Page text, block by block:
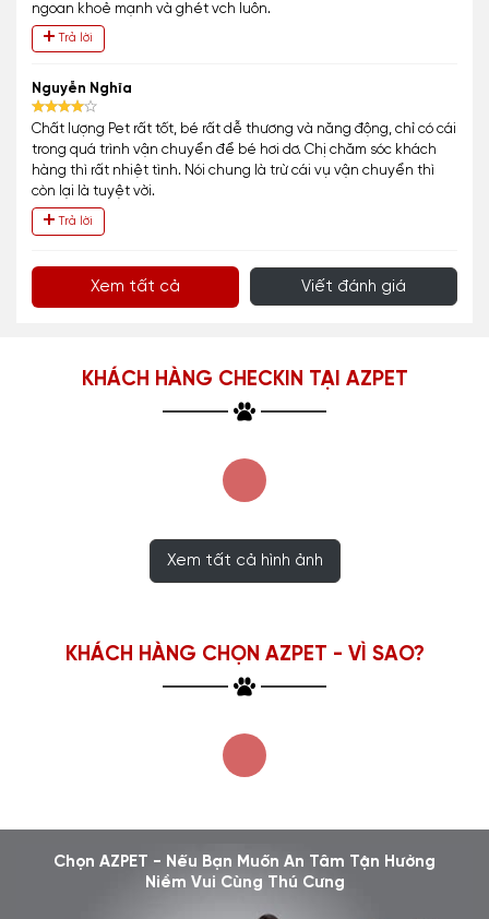
ngoan khoẻ mạnh và ghét vch luôn.
Trả lời
Nguyễn Nghĩa
Chất lượng Pet rất tốt, bé rất dễ thương và năng động, chỉ có cái
trong quá trình vận chuyển để bé hơi dơ. Chị chăm sóc khách
hàng thì rất nhiệt tình. Nói chung là trừ cái vụ vận chuyển thì
còn lại là tuyệt vời.
Trả lời
Xem tất cả Viết đánh giá
KHÁCH HÀNG CHECKIN TẠI AZPET
Xem tất cả hình ảnh
KHÁCH HÀNG CHỌN AZPET - VÌ SAO?
Chọn AZPET - Nếu Bạn Muốn An Tâm Tận Hưởng
Niềm Vui Cùng Thú Cưng